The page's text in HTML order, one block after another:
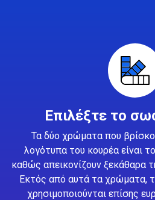
Επιλέξτε το
Τα δύο χρώματα που
λογότυπα του κουρέα είναι
καθώς απεικονίζουν ξεκάθαρα
Εκτός από αυτά τα χρώματα,
χρησιμοποιούνται επίσης